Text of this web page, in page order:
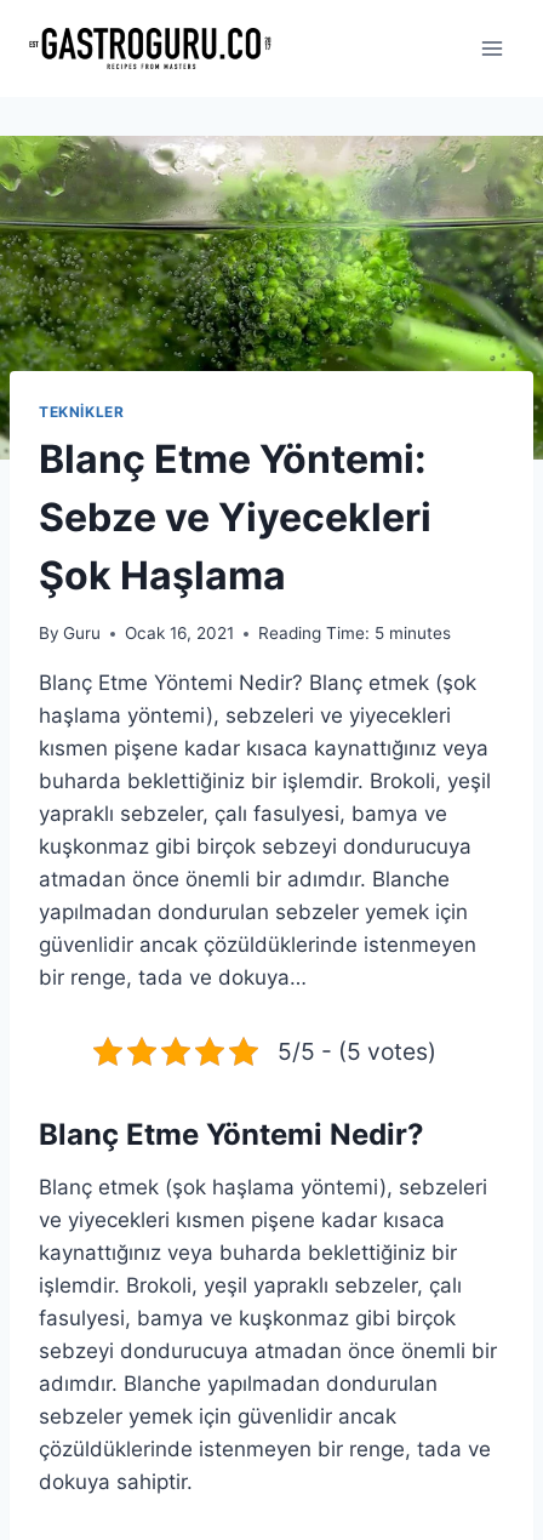
TEKNIKLER
Blanç Etme Yöntemi:
Sebze ve Yiyecekleri
Şok Haşlama
By Guru Ocak 16, 2021 Reading Time: 5 minutes
Blanç Etme Yöntemi Nedir? Blanç etmek (şok
haşlama yöntemi), sebzeleri ve yiyecekleri
kısmen pişene kadar kısaca kaynattığınız veya
buharda beklettiğiniz bir işlemdir. Brokoli, yeşil
yapraklı sebzeler, çalı fasulyesi, bamya ve
kuşkonmaz gibi birçok sebzeyi dondurucuya
atmadan önce önemli bir adımdır. Blanche
yapılmadan dondurulan sebzeler yemek için
güvenlidir ancak çözüldüklerinde istenmeyen
bir renge, tada ve dokuya…
5/5 - (5 votes)
Blanç Etme Yöntemi Nedir?
Blanç etmek (şok haşlama yöntemi), sebzeleri
ve yiyecekleri kısmen pişene kadar kısaca
kaynattığınız veya buharda beklettiğiniz bir
işlemdir. Brokoli, yeşil yapraklı sebzeler, çalı
fasulyesi, bamya ve kuşkonmaz gibi birçok
sebzeyi dondurucuya atmadan önce önemli bir
adımdır. Blanche yapılmadan dondurulan
sebzeler yemek için güvenlidir ancak
çözüldüklerinde istenmeyen bir renge, tada ve
dokuya sahiptir.